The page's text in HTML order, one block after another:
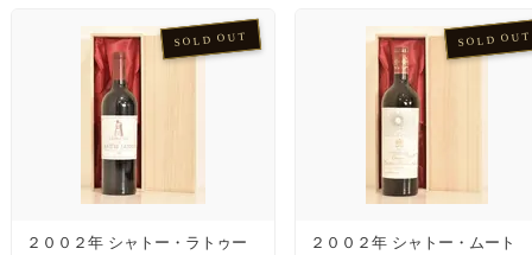
SOLD OUT
２００２年 シャトー・ラトゥー
SOLD OUT
２００２年 シャトー・ムート